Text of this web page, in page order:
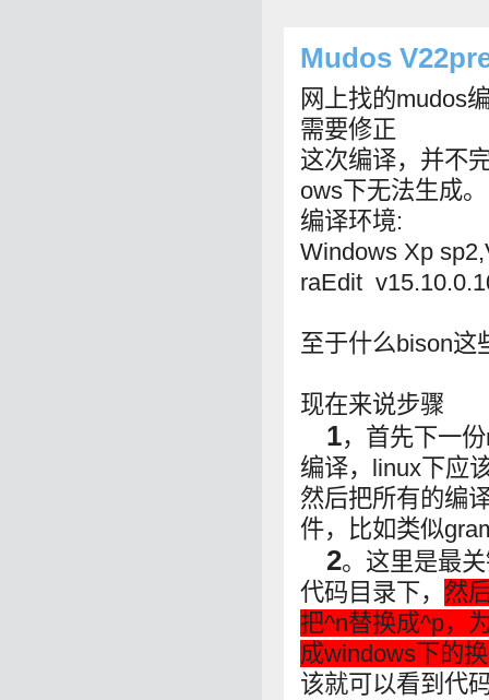
Mudos
网上找的mudos
需要修正
这次编译，并不
ows下无法生成。
编译环境:
Windows Xp
raEdit
至于什么bison这
现在来说步骤
1，首先下一
编译，linux下应
然后把所有的编
件，比如类似
2。这里是最
代码目录下， 然
把^n替换成^p，
成windows下的
该就可以看到代